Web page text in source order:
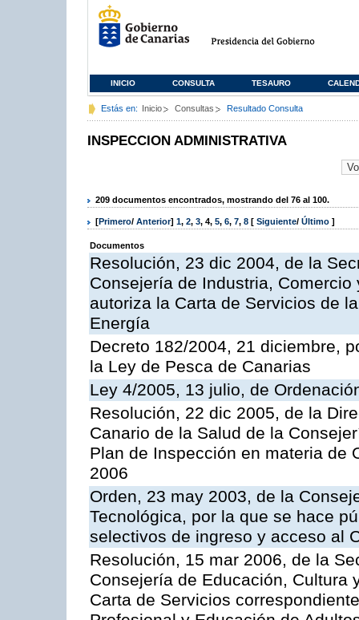
INICIO CONSULTA TESAURO
Estás en: Inicio Consultas Resultado Consulta
INSPECCION ADMINISTRATIVA
209 documentos encontrados, mostrando del 76 al 100.
[Primero/ Anterior] 1, 2, 3, 4, 5, 6, 7, 8 [ Siguiente/ Último ]
Documentos
Resolución, 23 dic 2004, de la
Consejería de Industria,
autoriza la Carta de Servicios de
Energía
Decreto 182/2004, 21 diciembre,
la Ley de Pesca de Canarias
Ley 4/2005, 13 julio, de
Resolución, 22 dic 2005, de la
Canario de la Salud de la
Plan de Inspección en materia de
2006
Orden, 23 may 2003, de la
Tecnológica, por la que se hace
selectivos de ingreso y acceso al
Resolución, 15 mar 2006, de la
Consejería de Educación, Cultura
Carta de Servicios